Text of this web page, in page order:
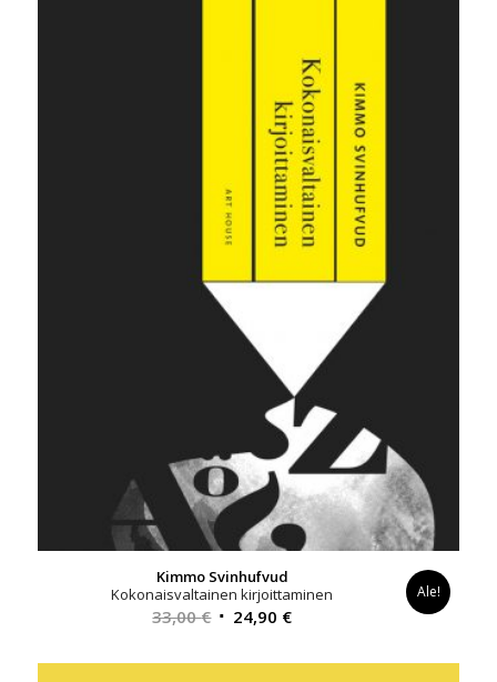
Kimmo Svinhufvud
Kokonaisvaltainen kirjoittaminen
33,00€ Alkuperäinen
oli:
24,90 €Nykyinen
on:
Ale!